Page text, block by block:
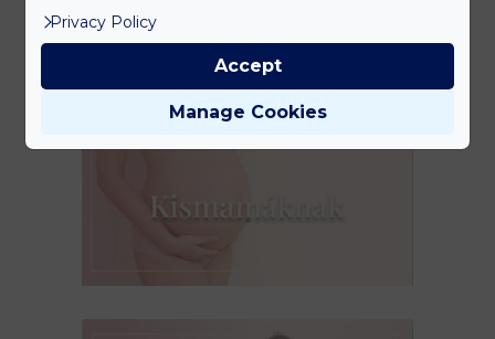
Privacy Policy
Manage Cookies
Accept